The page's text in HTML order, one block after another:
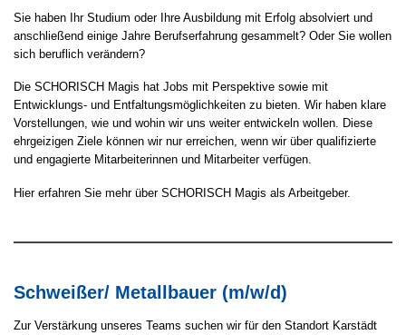
Sie haben Ihr Studium oder Ihre Ausbildung mit Erfolg absolviert und
anschließend einige Jahre Berufserfahrung gesammelt? Oder Sie wollen
sich beruflich verändern?
Die SCHORISCH Magis hat Jobs mit Perspektive sowie mit
Entwicklungs- und Entfaltungsmöglichkeiten zu bieten. Wir haben klare
Vorstellungen, wie und wohin wir uns weiter entwickeln wollen. Diese
ehrgeizigen Ziele können wir nur erreichen, wenn wir über qualifizierte
und engagierte Mitarbeiterinnen und Mitarbeiter verfügen.
Hier erfahren Sie mehr über SCHORISCH Magis als Arbeitgeber.
Schweißer/ Metallbauer (m/w/d)
Zur Verstärkung unseres Teams suchen wir für den Standort Karstädt